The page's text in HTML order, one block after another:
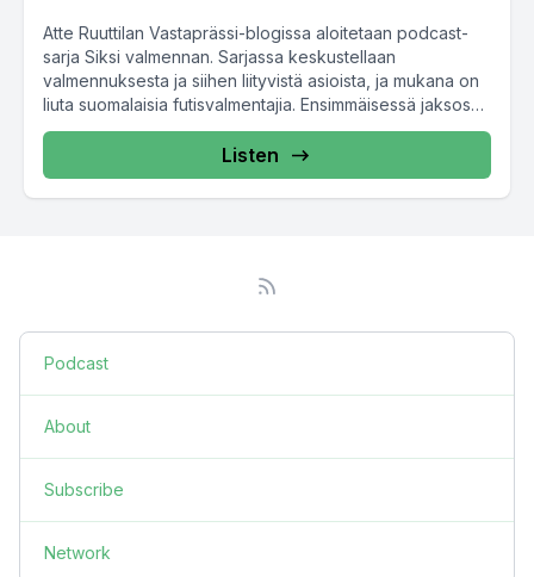
Atte Ruuttilan Vastaprässi-blogissa aloitetaan podcast-
sarja Siksi valmennan. Sarjassa keskustellaan
valmennuksesta ja siihen liityvistä asioista, ja mukana on
liuta suomalaisia futisvalmentajia. Ensimmäisessä jaksossa
vieraana on...
Listen
Podcast
About
Subscribe
Network